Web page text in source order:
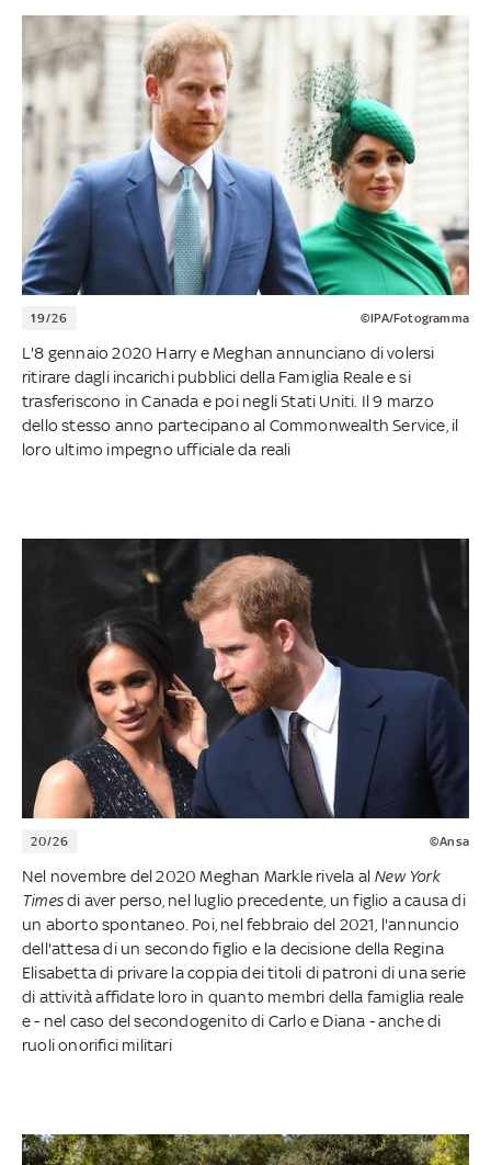
19/26 ©IPA/Fotogramma
L'8 gennaio 2020 Harry e Meghan annunciano di volersi
ritirare dagli incarichi pubblici della Famiglia Reale e si
trasferiscono in Canada e poi negli Stati Uniti. Il 9 marzo
dello stesso anno partecipano al Commonwealth Service, il
loro ultimo impegno ufficiale da reali
20/26 ©Ansa
Nel novembre del 2020 Meghan Markle rivela al New York
Timesdi aver perso, nel luglio precedente, un figlio a causa di
un aborto spontaneo. Poi, nel febbraio del 2021, l'annuncio
dell'attesa di un secondo figlio e la decisione della Regina
Elisabetta di privare la coppia dei titoli di patroni di una serie
di attività affidate loro in quanto membri della famiglia reale
e - nel caso del secondogenito di Carlo e Diana - anche di
ruoli onorifici militari